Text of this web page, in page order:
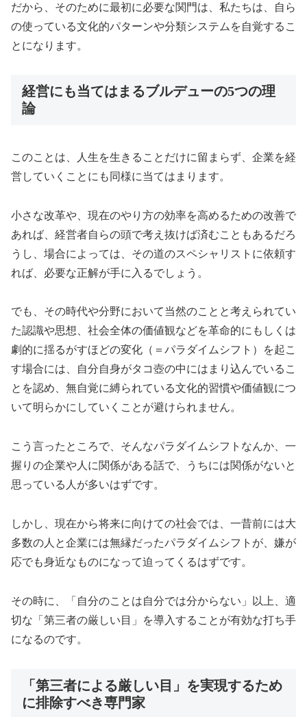
だから、そのために最初に必要な関門は、私たちは、自ら
の使っている文化的パターンや分類システムを自覚するこ
とになります。
経営にも当てはまるブルデューの5つの理
論
このことは、人生を生きることだけに留まらず、企業を経
営していくことにも同様に当てはまります。
小さな改革や、現在のやり方の効率を高めるための改善で
あれば、経営者自らの頭で考え抜けば済むこともあるだろ
うし、場合によっては、その道のスペシャリストに依頼す
れば、必要な正解が手に入るでしょう。
でも、その時代や分野において当然のことと考えられてい
た認識や思想、社会全体の価値観などを革命的にもしくは
劇的に揺るがすほどの変化（＝パラダイムシフト）を起こ
す場合には、自分自身がタコ壺の中にはまり込んでいるこ
とを認め、無自覚に縛られている文化的習慣や価値観につ
いて明らかにしていくことが避けられません。
こう言ったところで、そんなパラダイムシフトなんか、一
握りの企業や人に関係がある話で、うちには関係がないと
思っている人が多いはずです。
しかし、現在から将来に向けての社会では、一昔前には大
多数の人と企業には無縁だったパラダイムシフトが、嫌が
応でも身近なものになって迫ってくるはずです。
その時に、「自分のことは自分では分からない」以上、適
切な「第三者の厳しい目」を導入することが有効な打ち手
になるのです。
「第三者による厳しい目」を実現するため
に排除すべき専門家